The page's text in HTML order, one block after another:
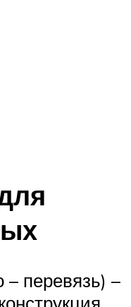
– перевязь) –